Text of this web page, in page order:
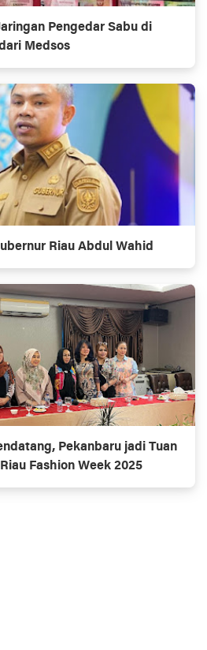
Pengedar Sabu di
Medsos
Riau Abdul Wahid
Pekanbaru jadi Tuan
Fashion Week 2025